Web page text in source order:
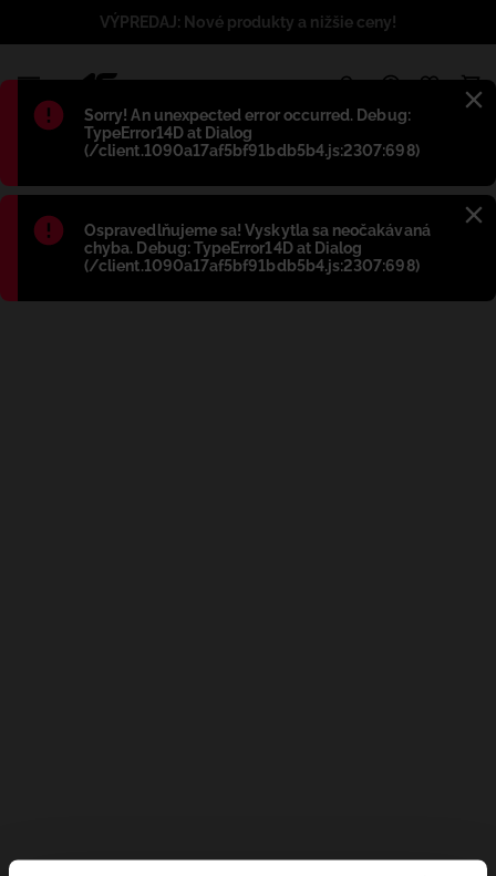
Błąd:
Sorry! An unexpected error occurred. Debug:
TypeError14D at Dialog
(/client.1090a17af5bf91bdb5b4.js:2307:698)
Błąd:
Ospravedlňujeme sa! Vyskytla sa neočakávaná
chyba. Debug: TypeError14D at Dialog
(/client.1090a17af5bf91bdb5b4.js:2307:698)
VÝPREDAJ: Nové produkty a nižšie ceny!